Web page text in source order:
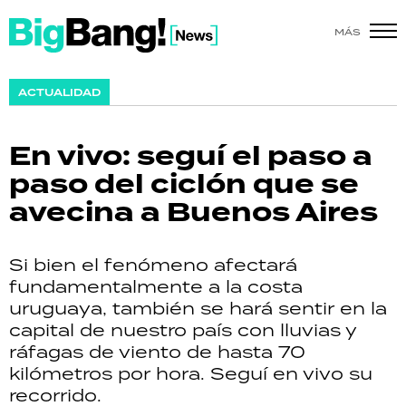
MÁS
ACTUALIDAD
En vivo: seguí el paso a
paso del ciclón que se
avecina a Buenos Aires
Si bien el fenómeno afectará
fundamentalmente a la costa
uruguaya, también se hará sentir en la
capital de nuestro país con lluvias y
ráfagas de viento de hasta 70
kilómetros por hora. Seguí en vivo su
recorrido.
SHOW
ACTUALIDAD
POLICIALES
ECONOMÍA
GRAN HERMANO
SALUD
DEPORTES